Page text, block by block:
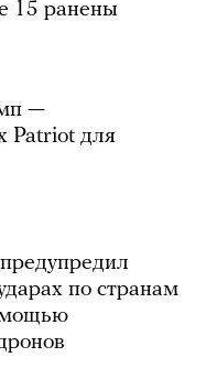
15 ранены
—
Patriot для
по странам